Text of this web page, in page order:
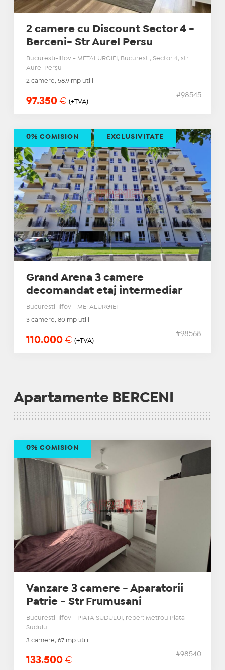
2 camere cu Discount Sector 4 -
Berceni- Str Aurel Persu
Bucuresti-Ilfov - METALURGIEI, Bucuresti, Sector 4, str.
Aurel Perşu
2 camere, 58.9 mp utili
97.350 € (+TVA)
#98545
Grand Arena 3 camere
decomandat etaj intermediar
Bucuresti-Ilfov - METALURGIEI
3 camere, 80 mp utili
110.000 € (+TVA)
#98568
0% COMISION EXCLUSIVITATE
Apartamente BERCENI
Vanzare 3 camere - Aparatorii
Patrie - Str Frumusani
Bucuresti-Ilfov - PIATA SUDULUI, reper: Metrou Piata
Sudului
3 camere, 67 mp utili
133.500 €
#98540
0% COMISION